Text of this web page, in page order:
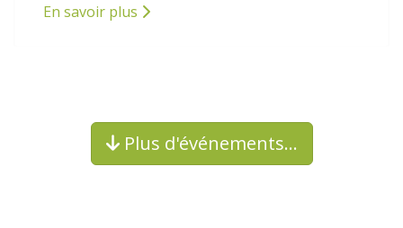
En savoir plus
Plus d'événements…